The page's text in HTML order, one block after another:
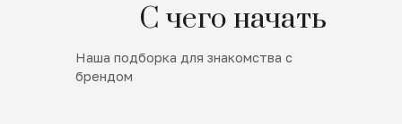
С чего начать
Наша подборка для знакомства с
брендом
Новинки
SALE